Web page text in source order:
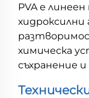
PVA е
хидроксилни
химическа
съхранение